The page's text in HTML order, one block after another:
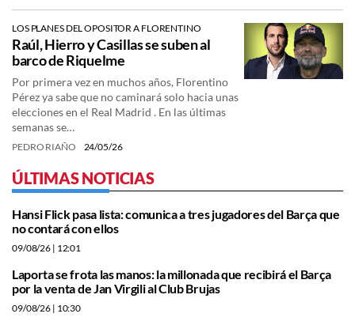
LOS PLANES DEL OPOSITOR A FLORENTINO
Raúl, Hierro y Casillas se suben al
barco de Riquelme
Por primera vez en muchos años, Florentino
Pérez ya sabe que no caminará solo hacia unas
elecciones en el Real Madrid . En las últimas
semanas se…
PEDRO RIAÑO 24/05/26
ÚLTIMAS NOTICIAS
Hansi Flick pasa lista: comunica a tres jugadores del Barça que
no contará con ellos
09/08/26 | 12:01
Laporta se frota las manos: la millonada que recibirá el Barça
por la venta de Jan Virgili al Club Brujas
09/08/26 | 10:30